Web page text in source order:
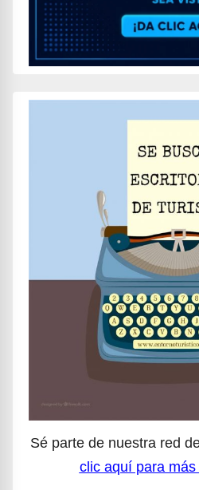
Sé parte de nuestra red
clic aquí para